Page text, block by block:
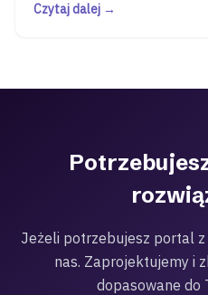
Czytaj dalej →
Jeżeli potrzebujesz portal z
nas. Zaprojektujemy i
dopasowane do